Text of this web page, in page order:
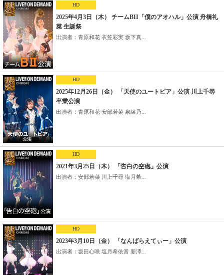
HD
2025年4月3日（木） チームBII「僕のアオハル」公演 舟橋礼
菜 生誕祭
出演者：青原和花 衣笠彩実 坂下真...
HD
2025年12月26日（金） 「天使のユートピア」公演 川上千尋
卒業公演
出演者：青原和花 安部若菜 泉綾乃...
HD
2021年3月25日（木） 「告白の空砲」公演
出演者：安部若菜 川上千尋 塩月希...
HD
2023年3月10日（金） 「なんばらえてぃー」公演
出演者：坂田心咲 塩月希依音 新澤...